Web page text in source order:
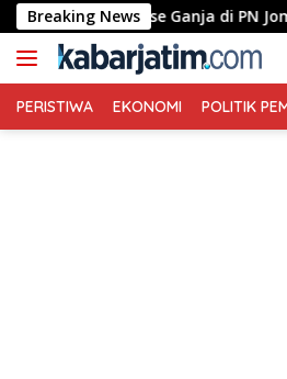
Langsung
ke
konten
Breaking NewsGanja di PN Jombang:
PERISTIWA EKONOMI POLITIK